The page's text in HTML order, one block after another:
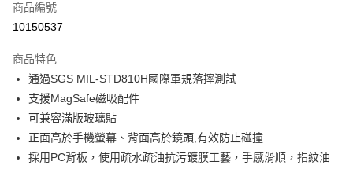
超商取貨付款
Apple Pay
街口支付
悠遊付
AFTEE先享後付
商品編號
10150537
商品特色
通過SGS MIL-STD810H國際軍規落摔測試
支援MagSafe磁吸配件
可兼容滿版玻璃貼
正面高於手機螢幕、背面高於鏡頭,有效防止碰撞
採用PC背板，使用疏水疏油抗污鍍膜工藝，手感滑順，指紋油